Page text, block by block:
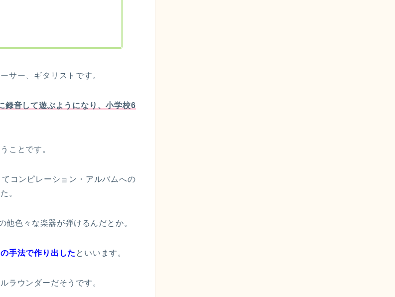
サー、ギタリストです。
録音して遊ぶようになり、小学校6
ことです。
コンピレーション・アルバムへの
。
色々な楽器が弾けるんだとか。
手法で作り出した といいます。
ラウンダーだそうです。